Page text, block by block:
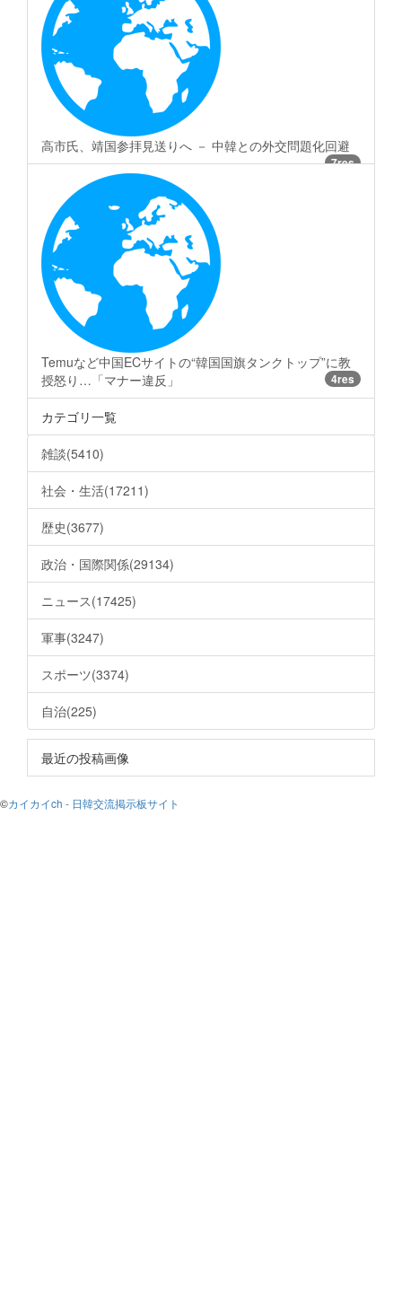
高市氏、靖国参拝見送りへ － 中韓との外交問題化回避
7res
Temuなど中国ECサイトの“韓国国旗タンクトップ”に教
授怒り…「マナー違反」
4res
カテゴリ一覧
雑談(5410)
社会・生活(17211)
歴史(3677)
政治・国際関係(29134)
ニュース(17425)
軍事(3247)
スポーツ(3374)
自治(225)
最近の投稿画像
©カイカイch - 日韓交流掲示板サイト